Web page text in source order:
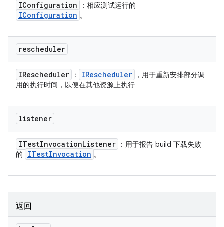
IConfiguration ：相应测试运行的
IConfiguration 。
rescheduler
IRescheduler ： IRescheduler
，用于重新安排部分调
用的执行时间，以便在其他资源上执行
listener
ITestInvocationListener
：用于报告 build 下载失败
的
ITestInvocation 。
返回